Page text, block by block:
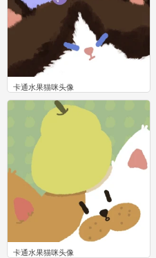
卡通水果猫咪头像
0
卡通水果猫咪头像